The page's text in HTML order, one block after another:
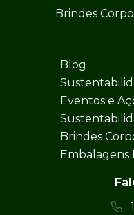
Brindes
Blog
Eventos e
Brindes
Embalagens